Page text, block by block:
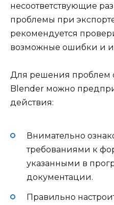
несоответствующие
проблемы при
рекомендуется
возможные ошибки и
Для решения проблем
Blender можно
действия:
Внимательно
требованиями к
указанными в
документации.
Правильно